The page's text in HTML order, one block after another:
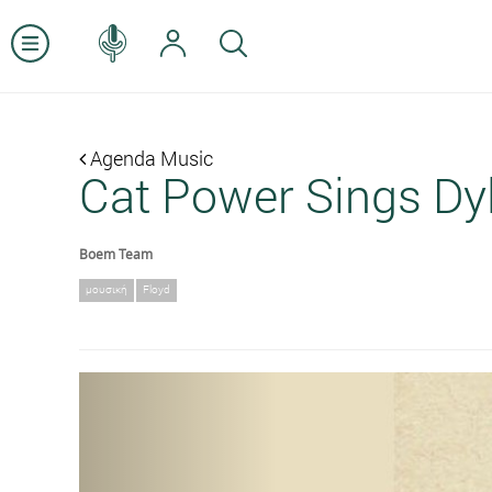
Agenda Music
Cat Power Sings
Boem Team
μουσική Floyd